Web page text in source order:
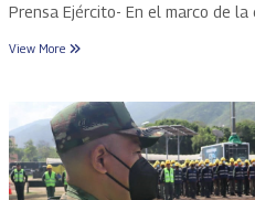
Prensa Ejército- En el marco de la
View More